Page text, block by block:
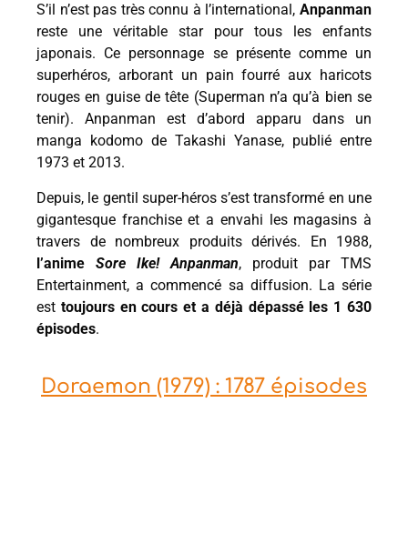
S’il n’est pas très connu à l’international, Anpanman
reste une véritable star pour tous les enfants
japonais. Ce personnage se présente comme un
superhéros, arborant un pain fourré aux haricots
rouges en guise de tête (Superman n’a qu’à bien se
tenir). Anpanman est d’abord apparu dans un
manga kodomo de Takashi Yanase, publié entre
1973 et 2013.
Depuis, le gentil super-héros s’est transformé en une
gigantesque franchise et a envahi les magasins à
travers de nombreux produits dérivés. En 1988,
l’anime Sore Ike! Anpanman, produit par TMS
Entertainment, a commencé sa diffusion. La série
est toujours en cours et a déjà dépassé les 1 630
épisodes.
Doraemon (1979) : 1787 épisodes